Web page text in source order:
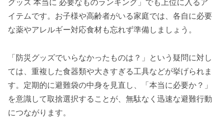
グッズ 本当に 必要なものランキング」でも上位に入るア
イテムです。お子様や高齢者がいる家庭では、各自に必要
な薬やアレルギー対応食材も忘れず準備しましょう。
「防災グッズでいらなかったものは？」という疑問に対し
ては、重複した食器類や大きすぎる工具などが挙げられま
す。定期的に避難袋の中身を見直し、「本当に必要か？」
を意識して取捨選択することが、無駄なく迅速な避難行動
につながります。